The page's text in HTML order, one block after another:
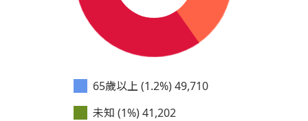
65歲以上 (1.2%) 49,710
未知 (1%) 41,202